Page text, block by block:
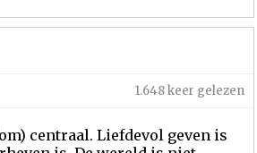
1.648 keer gelezen
centraal. Liefdevol geven is